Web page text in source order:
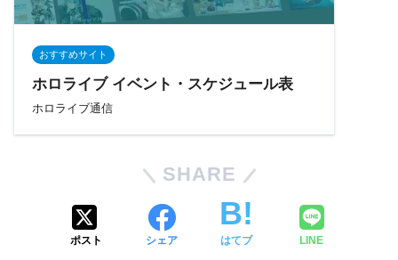
おすすめサイト
ホロライブ イベント・スケジュール表
ホロライブ通信
SHARE
ポスト シェア はてブ LINE